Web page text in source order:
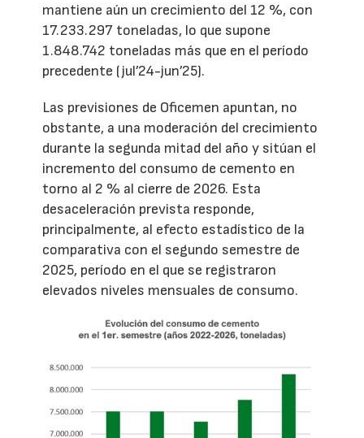
mantiene aún un crecimiento del 12 %, con
17.233.297 toneladas, lo que supone
1.848.742 toneladas más que en el período
precedente (jul’24-jun’25).
Las previsiones de Oficemen apuntan, no
obstante, a una moderación del crecimiento
durante la segunda mitad del año y sitúan el
incremento del consumo de cemento en
torno al 2 % al cierre de 2026. Esta
desaceleración prevista responde,
principalmente, al efecto estadístico de la
comparativa con el segundo semestre de
2025, período en el que se registraron
elevados niveles mensuales de consumo.